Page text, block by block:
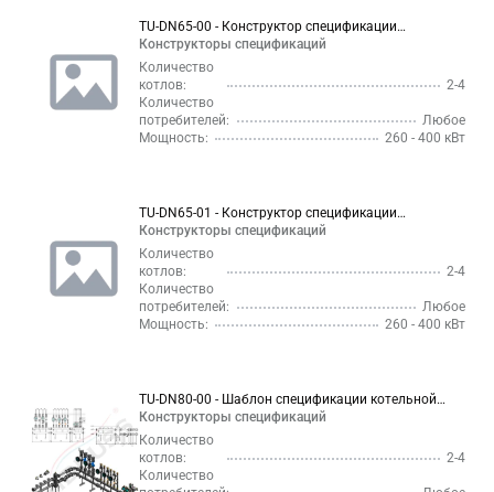
TU-DN65-00 - Конструктор спецификации
котельной до 400 кВт в стальном исполнении
Конструкторы спецификаций
Количество
котлов:
2-4
Количество
потребителей:
Любое
Мощность:
260 - 400 кВт
TU-DN65-01 - Конструктор спецификации
котельной до 400 кВт в нержавеющем исполнении
Конструкторы спецификаций
Количество
котлов:
2-4
Количество
потребителей:
Любое
Мощность:
260 - 400 кВт
TU-DN80-00 - Шаблон спецификации котельной
300-600 кВт в стальном исполнении
Конструкторы спецификаций
Количество
котлов:
2-4
Количество